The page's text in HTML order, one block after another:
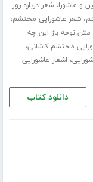
و عاشورا،شعر درباره روز
،شعر عاشورایی محتشم،
متن نوحه باز این چه
محتشم کاشانی،
، اشعار عاشورایی
دانلود کتاب